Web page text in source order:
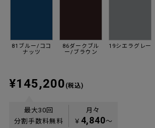
81ブルー/ココ
ナッツ
86ダークブル
ー/ブラウン
19シエラグレー
¥145,200 (税込)
最大30回
分割手数料無料
月々
￥ 4,840〜